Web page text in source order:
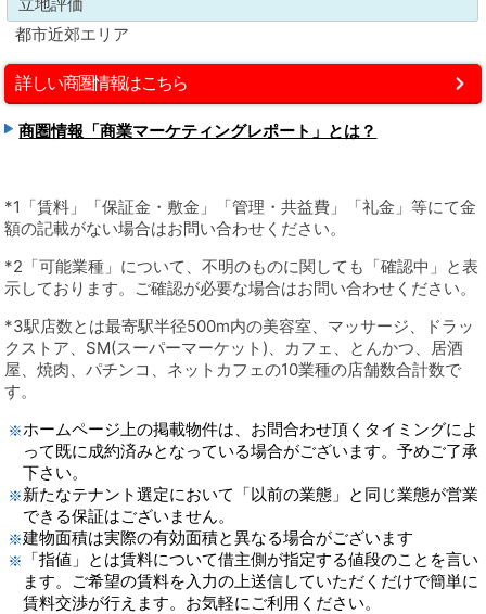
都市近郊エリア
詳しい商圏情報はこちら
商圏情報「商業マーケティングレポート」とは？
*1「賃料」「保証金・敷金」「管理・共益費」「礼金」等にて金
額の記載がない場合はお問い合わせください。
*2「可能業種」について、不明のものに関しても「確認中」と表
示しております。ご確認が必要な場合はお問い合わせください。
*3駅店数とは最寄駅半径500m内の美容室、マッサージ、ドラッ
クストア、SM(スーパーマーケット)、カフェ、とんかつ、居酒
屋、焼肉、パチンコ、ネットカフェの10業種の店舗数合計数で
す。
ホームページ上の掲載物件は、お問合わせ頂くタイミングによ
って既に成約済みとなっている場合がございます。予めご了承
下さい。
新たなテナント選定において「以前の業態」と同じ業態が営業
できる保証はございません。
建物面積は実際の有効面積と異なる場合がございます
「指値」とは賃料について借主側が指定する値段のことを言い
ます。ご希望の賃料を入力の上送信していただくだけで簡単に
賃料交渉が行えます。お気軽にご利用ください。